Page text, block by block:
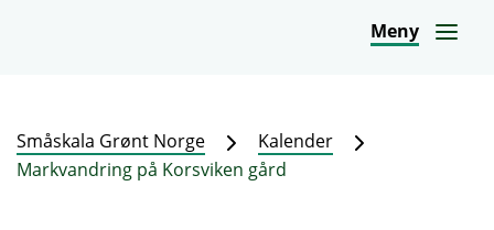
Meny
Småskala Grønt Norge
Kalender
Markvandring på Korsviken gård